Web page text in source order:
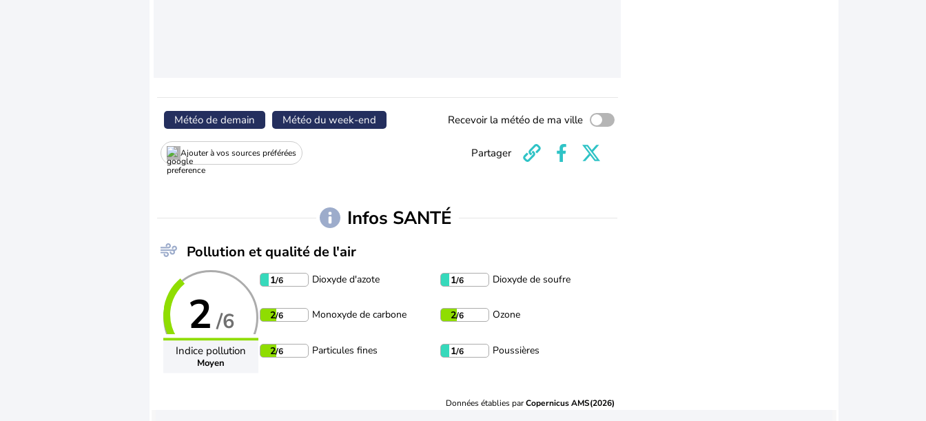
Météo de demain Météo du week-end Recevoir la météo de ma ville
Ajouter à vos sources préférées Partager
Infos SANTÉ
Pollution et qualité de l'air
2 /6
Indice pollution
Moyen
1/6 Dioxyde d'azote 1/6 Dioxyde de soufre
2/6 Monoxyde de carbone 2/6 Ozone
2/6 Particules fines 1/6 Poussières
Données établies parCopernicus AMS(2026)